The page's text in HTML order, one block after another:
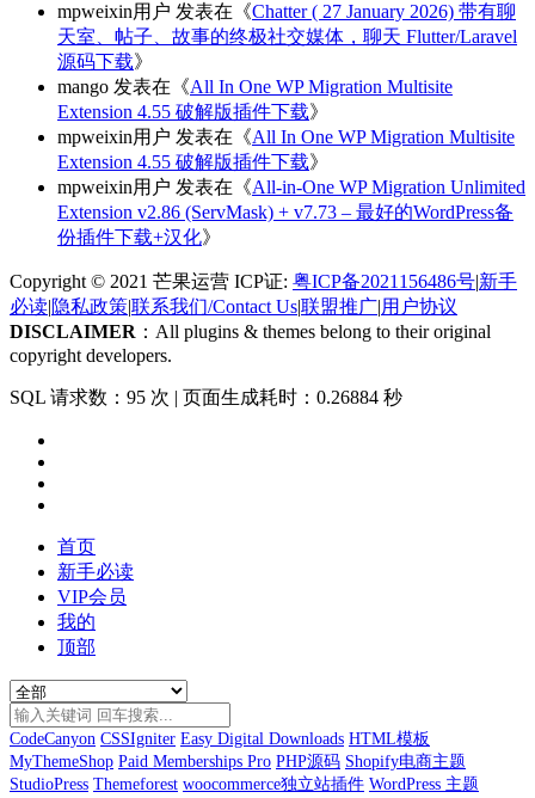
mpweixin用户 发表在《Chatter ( 27 January 2026) 带有聊
天室、帖子、故事的终极社交媒体，聊天 Flutter/Laravel
源码下载》
mango 发表在《All In One WP Migration Multisite
Extension 4.55 破解版插件下载》
mpweixin用户 发表在《All In One WP Migration Multisite
Extension 4.55 破解版插件下载》
mpweixin用户 发表在《All-in-One WP Migration Unlimited
Extension v2.86 (ServMask) + v7.73 – 最好的WordPress备
份插件下载+汉化》
Copyright © 2021 芒果运营 ICP证: 粤ICP备2021156486号|新手
必读|隐私政策|联系我们/Contact Us|联盟推广|用户协议
DISCLAIMER ：All plugins & themes belong to their original
copyright developers.
SQL 请求数：95 次 | 页面生成耗时：0.26884 秒
首页
新手必读
VIP会员
我的
顶部
CodeCanyon CSSIgniter Easy Digital Downloads HTML模板
MyThemeShop Paid Memberships Pro PHP源码 Shopify电商主题
StudioPress Themeforest woocommerce独立站插件 WordPress 主题